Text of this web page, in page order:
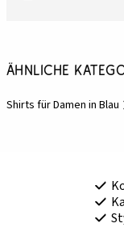
Ähnliche
Shirts für Damen in Blau